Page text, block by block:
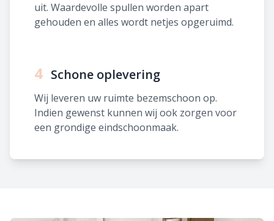
uit. Waardevolle spullen worden apart
gehouden en alles wordt netjes opgeruimd.
4 Schone oplevering
Wij leveren uw ruimte bezemschoon op.
Indien gewenst kunnen wij ook zorgen voor
een grondige eindschoonmaak.